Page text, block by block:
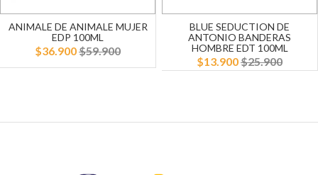
ANIMALE DE ANIMALE MUJER
EDP 100ML
$36.900$59.900
BLUE SEDUCTION DE
ANTONIO BANDERAS
HOMBRE EDT 100ML
$13.900$25.900